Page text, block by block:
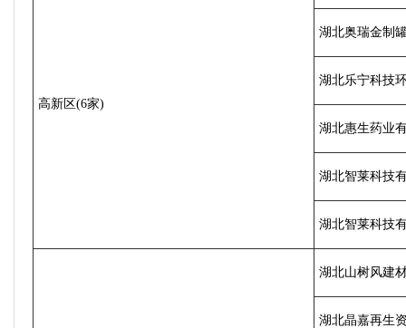
高新区(6家)
湖北奥瑞金制
湖北乐宁科技
湖北惠生药业
湖北智莱科技
湖北智莱科技
湖北山树风建
湖北晶嘉再生